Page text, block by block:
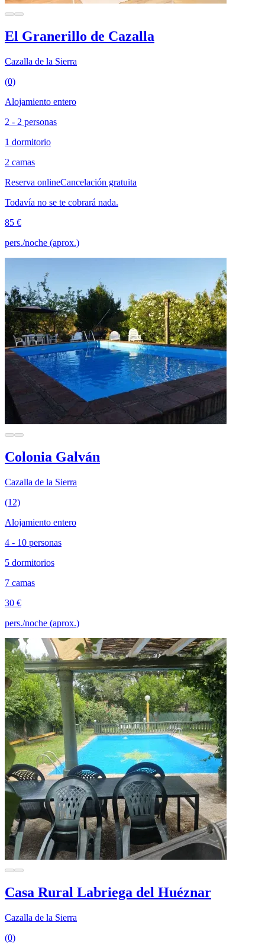
El Granerillo de Cazalla
Cazalla de la Sierra
(0)
Alojamiento entero
2 - 2 personas
1 dormitorio
2 camas
Reserva onlineCancelación gratuita
Todavía no se te cobrará nada.
85 €
pers./noche (aprox.)
Colonia Galván
Cazalla de la Sierra
(12)
Alojamiento entero
4 - 10 personas
5 dormitorios
7 camas
30 €
pers./noche (aprox.)
Casa Rural Labriega del Huéznar
Cazalla de la Sierra
(0)